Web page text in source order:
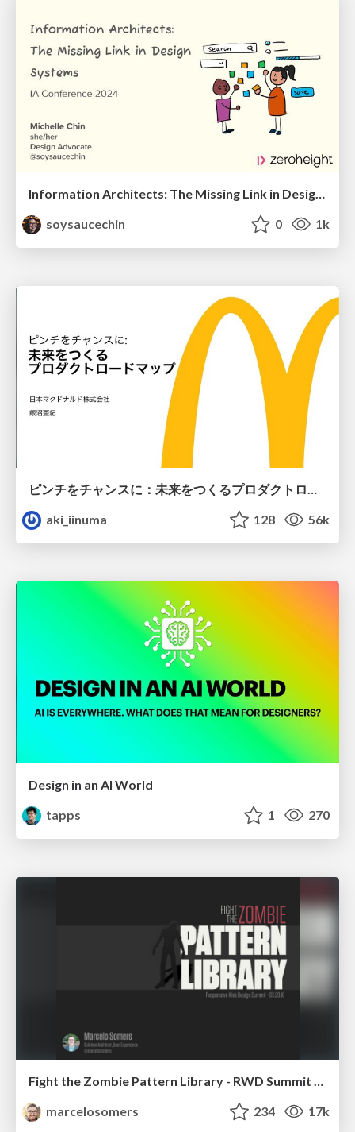
soysaucechin
0 1k
ピンチをチャンスに：未来をつくるプロダクトロードマップ #pmconf2020
aki_iinuma
128 56k
Design in an AI World
tapps
1 270
marcelosomers
234 17k